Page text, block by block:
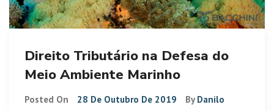
Direito Tributário na Defesa do
Meio Ambiente Marinho
Posted On 28 De Outubro De 2019 By Danilo